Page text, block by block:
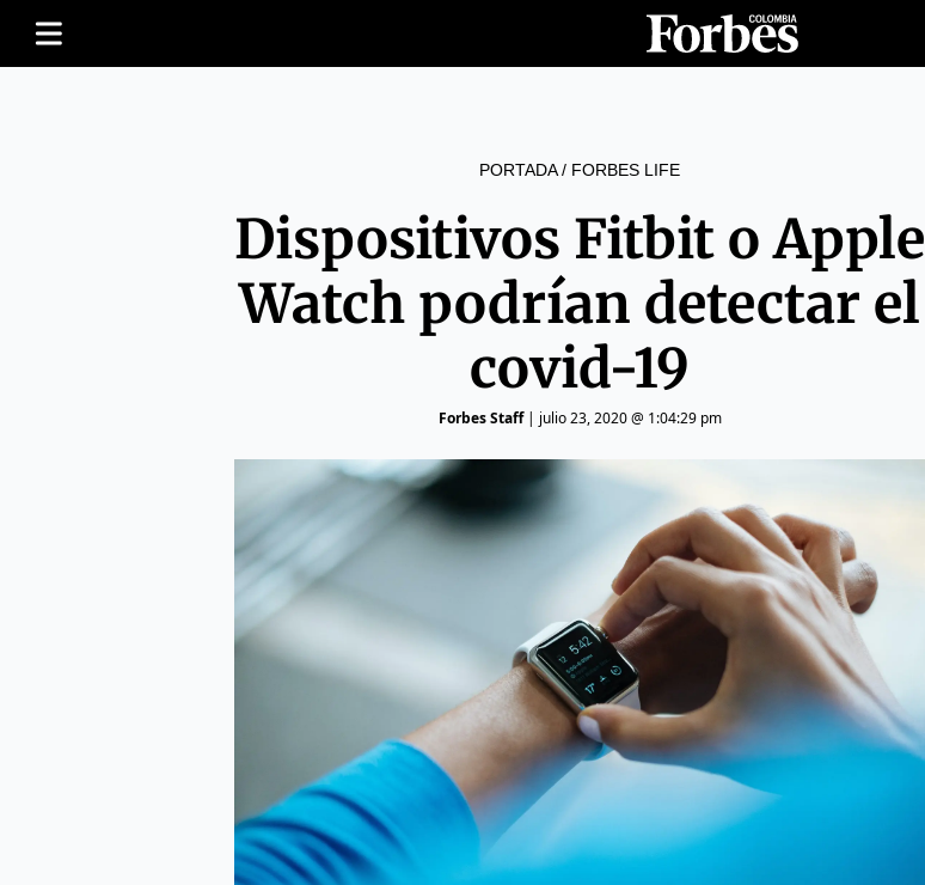
PORTADA/ FORBES LIFE
Dispositivos Fitbit o Apple
Watch podrían detectar el
covid-19
Forbes Staff| julio 23, 2020 @ 1:04:29 pm